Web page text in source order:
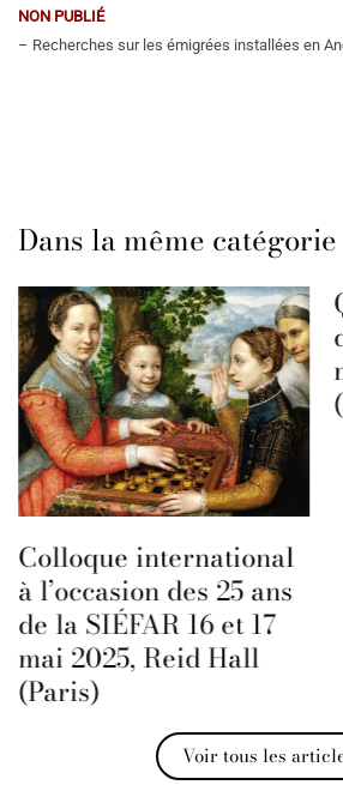
NON PUBLIÉ
– Recherches sur les émigrées installées en
Dans la même catégorie
Colloque international
à l’occasion des 25 ans
de la SIÉFAR 16 et 17
mai 2025, Reid Hall
(Paris)
Voir tous les